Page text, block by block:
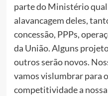
parte do Ministério qual
alavancagem deles,
concessão, PPPs,
da União. Alguns
outros serão novos.
vamos vislumbrar para
competitividade a nossa